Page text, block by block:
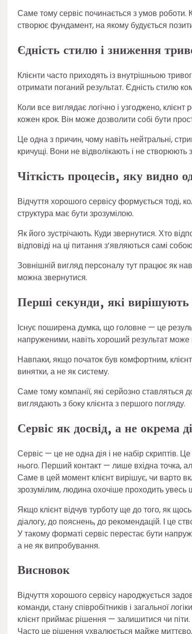
Саме тому сервіс починається з умов
створює фундамент, на якому будується
Єдність стилю і зниження
Клієнти часто приходять із внутрішньою
отримати поганий результат. Єдність стилю
Коли все виглядає логічно і узгоджено,
кожен крок. Він може дозволити собі бути
Це одна з причин, чому навіть нейтральні,
кричущі. Вони не відволікають і не створюють
Чіткість процесів, яку видно
Відчуття хорошого сервісу формується тоді,
структура має бути зрозумілою.
Як його зустрічають. Куди звернутися. Хто
відповіді на ці питання з’являються самі
Зовнішній вигляд персоналу тут працює як
можна звернутися.
Перші секунди, які вирішують
Існує поширена думка, що головне — це
напруженими, навіть хороший результат
Навпаки, якщо початок був комфортним,
винятки, а не як систему.
Саме тому компанії, які серйозно
виглядають з боку клієнта з першого погляду.
Сервіс як досвід, а не окрема
Сервіс — це не одна дія і не набір скриптів.
нього. Перший контакт — лише вхідна точка,
Саме в цей момент клієнт вирішує, чи варто
зрозумілим, людина охочіше проходить увесь
Якщо клієнт відчув турботу ще до того, як
діалогу, до пояснень, до рекомендацій. І це
У такому форматі сервіс перестає бути
а не як випробування.
Висновок
Відчуття хорошого сервісу народжується
команди, стану співробітників і загальної
клієнт приймає рішення — залишитися чи піти.
Часто це рішення ухвалюється майже